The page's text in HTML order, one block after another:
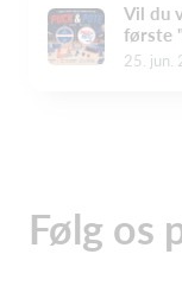
Vil du
første
25. jun.
Følg os